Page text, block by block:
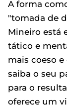
A forma
"tomada de
Mineiro está
tático e
mais coeso
saiba o seu
para o
oferece um